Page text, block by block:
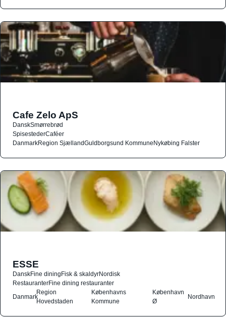
Cafe Zelo ApS
DanskSmørrebrød
SpisestederCaféer
DanmarkRegion SjællandGuldborgsund KommuneNykøbing Falster
ESSE
DanskFine diningFisk & skaldyrNordisk
RestauranterFine dining restauranter
Danmark
Region
Hovedstaden
Københavns
Kommune
København
Ø
Nordhavn